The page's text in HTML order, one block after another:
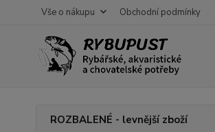
Vše o nákupu Obchodní podmínky
ROZBALENÉ - levnější zboží